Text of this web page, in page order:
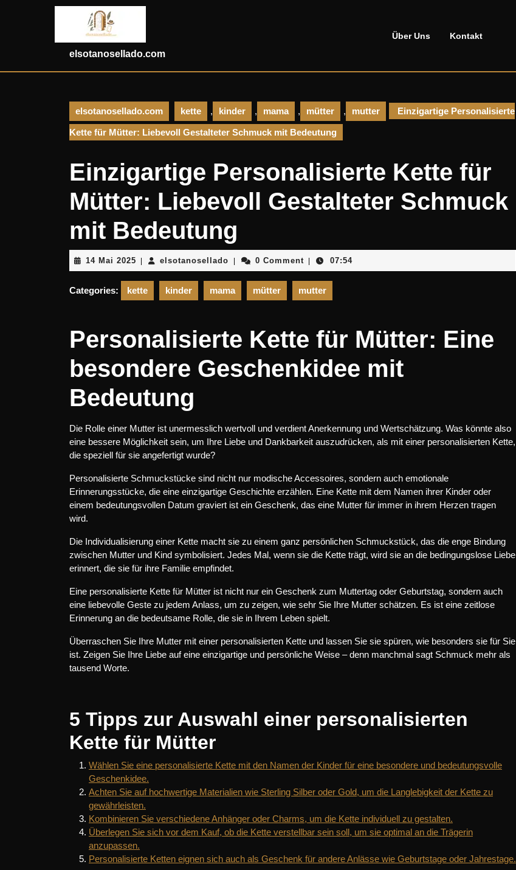
elsotanosellado.com
Über Uns Kontakt
elsotanosellado.com kette , kinder , mama , mütter , mutter Einzigartige Personalisierte
Kette für Mütter: Liebevoll Gestalteter Schmuck mit Bedeutung
Einzigartige Personalisierte Kette für
Mütter: Liebevoll Gestalteter Schmuck
mit Bedeutung
14 Mai 2025 14
Mai
2025
elsotanosellado elsotanosellado
0 Comment 07:54
Categories: kette kinder mama mütter mutter
Personalisierte Kette für Mütter: Eine
besondere Geschenkidee mit
Bedeutung
Die Rolle einer Mutter ist unermesslich wertvoll und verdient Anerkennung und Wertschätzung. Was könnte also
eine bessere Möglichkeit sein, um Ihre Liebe und Dankbarkeit auszudrücken, als mit einer personalisierten Kette,
die speziell für sie angefertigt wurde?
Personalisierte Schmuckstücke sind nicht nur modische Accessoires, sondern auch emotionale
Erinnerungsstücke, die eine einzigartige Geschichte erzählen. Eine Kette mit dem Namen ihrer Kinder oder
einem bedeutungsvollen Datum graviert ist ein Geschenk, das eine Mutter für immer in ihrem Herzen tragen
wird.
Die Individualisierung einer Kette macht sie zu einem ganz persönlichen Schmuckstück, das die enge Bindung
zwischen Mutter und Kind symbolisiert. Jedes Mal, wenn sie die Kette trägt, wird sie an die bedingungslose Liebe
erinnert, die sie für ihre Familie empfindet.
Eine personalisierte Kette für Mütter ist nicht nur ein Geschenk zum Muttertag oder Geburtstag, sondern auch
eine liebevolle Geste zu jedem Anlass, um zu zeigen, wie sehr Sie Ihre Mutter schätzen. Es ist eine zeitlose
Erinnerung an die bedeutsame Rolle, die sie in Ihrem Leben spielt.
Überraschen Sie Ihre Mutter mit einer personalisierten Kette und lassen Sie sie spüren, wie besonders sie für Sie
ist. Zeigen Sie Ihre Liebe auf eine einzigartige und persönliche Weise – denn manchmal sagt Schmuck mehr als
tausend Worte.
5 Tipps zur Auswahl einer personalisierten
Kette für Mütter
Wählen Sie eine personalisierte Kette mit den Namen der Kinder für eine besondere und bedeutungsvolle
Geschenkidee.
Achten Sie auf hochwertige Materialien wie Sterling Silber oder Gold, um die Langlebigkeit der Kette zu
gewährleisten.
Kombinieren Sie verschiedene Anhänger oder Charms, um die Kette individuell zu gestalten.
Überlegen Sie sich vor dem Kauf, ob die Kette verstellbar sein soll, um sie optimal an die Trägerin
anzupassen.
Personalisierte Ketten eignen sich auch als Geschenk für andere Anlässe wie Geburtstage oder Jahrestage.